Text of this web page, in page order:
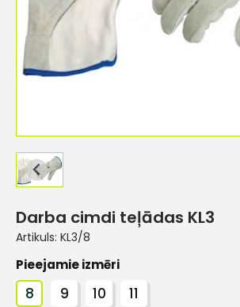
Darba cimdi teļādas KL3
Artikuls: KL3/8
Pieejamie izmēri
8 9 10 11